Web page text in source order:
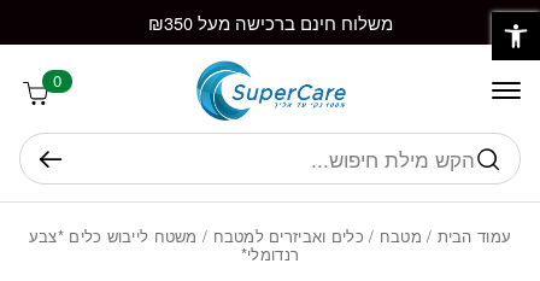
Skip to Content משלוח חינם ברכישה מעל ₪350
0
חיפוש
עמוד הבית / מטבח / כלים ואביזרים למטבח / משטח לייבוש כלים *צבע
רנדומלי*
בחזרה למעלה
פתח סרגל נגישות